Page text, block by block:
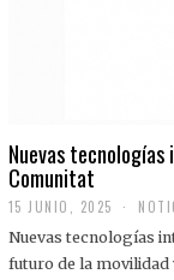
Nuevas
Comunitat
15 JUNIO, 2025
Nuevas tecnologías
futuro de la movilidad